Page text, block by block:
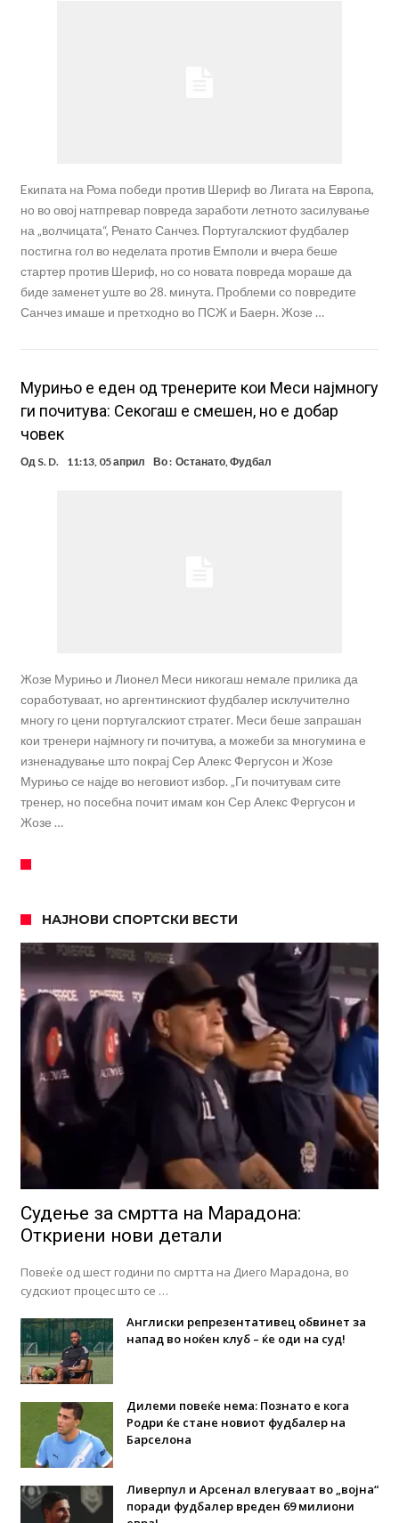
Eкипата на Рома победи против Шериф во Лигата на Европа,
но во овој натпревар повреда заработи летното засилување
на „волчицата“, Ренато Санчез. Португалскиот фудбалер
постигна гол во неделата против Емполи и вчера беше
стартер против Шериф, но со новата повреда мораше да
биде заменет уште во 28. минута. Проблеми со повредите
Санчез имаше и претходно во ПСЖ и Баерн. Жозе …
Мурињо е еден од тренерите кои Меси најмногу
ги почитува: Секогаш е смешен, но е добар
човек
Од S. D. 11:13, 05 април Во : Останато,Фудбал
Жозе Мурињо и Лионел Меси никогаш немале прилика да
соработуваат, но аргентинскиот фудбалер исклучително
многу го цени португалскиот стратег. Меси беше запрашан
кои тренери најмногу ги почитува, а можеби за многумина е
изненадување што покрај Сер Алекс Фергусон и Жозе
Мурињо се најде во неговиот избор. „Ги почитувам сите
тренер, но посебна почит имам кон Сер Алекс Фергусон и
Жозе …
НАЈНОВИ СПОРТСКИ ВЕСТИ
Судење за смртта на Марадона:
Откриени нови детали
Повеќе од шест години по смртта на Диего Марадона, во
судскиот процес што се …
Англиски репрезентативец обвинет за
напад во ноќен клуб – ќе оди на суд!
Дилеми повеќе нема: Познато е кога
Родри ќе стане новиот фудбалер на
Барселона
Ливерпул и Арсенал влегуваат во „војна“
поради фудбалер вреден 69 милиони